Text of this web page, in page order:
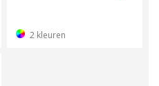
2 kleuren